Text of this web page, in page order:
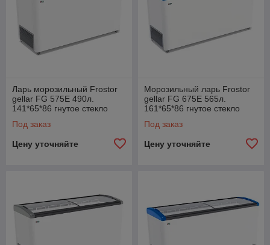
Ларь морозильный Frostor
gellar FG 575E 490л.
141*65*86 гнутое стекло
Под заказ
Цену уточняйте
Морозильный ларь Frostor
gellar FG 675E 565л.
161*65*86 гнутое стекло
Под заказ
Цену уточняйте